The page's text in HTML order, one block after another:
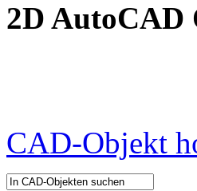
2D AutoCAD
CAD-Objekt